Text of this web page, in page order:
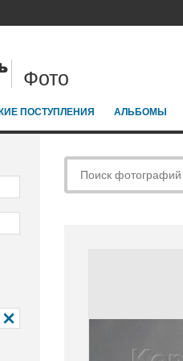
Фото
ПОСТУПЛЕНИЯ АЛЬБОМЫ